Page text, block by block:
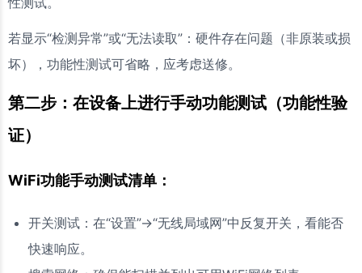
若显示“检测异常”或“无法读取”：硬件存在问题（非原装或损
坏），功能性测试可省略，应考虑送修。
第二步：在设备上进行手动功能测试（功能性验
证）
WiFi功能手动测试清单：
开关测试：在“设置”->“无线局域网”中反复开关，看能否
快速响应。